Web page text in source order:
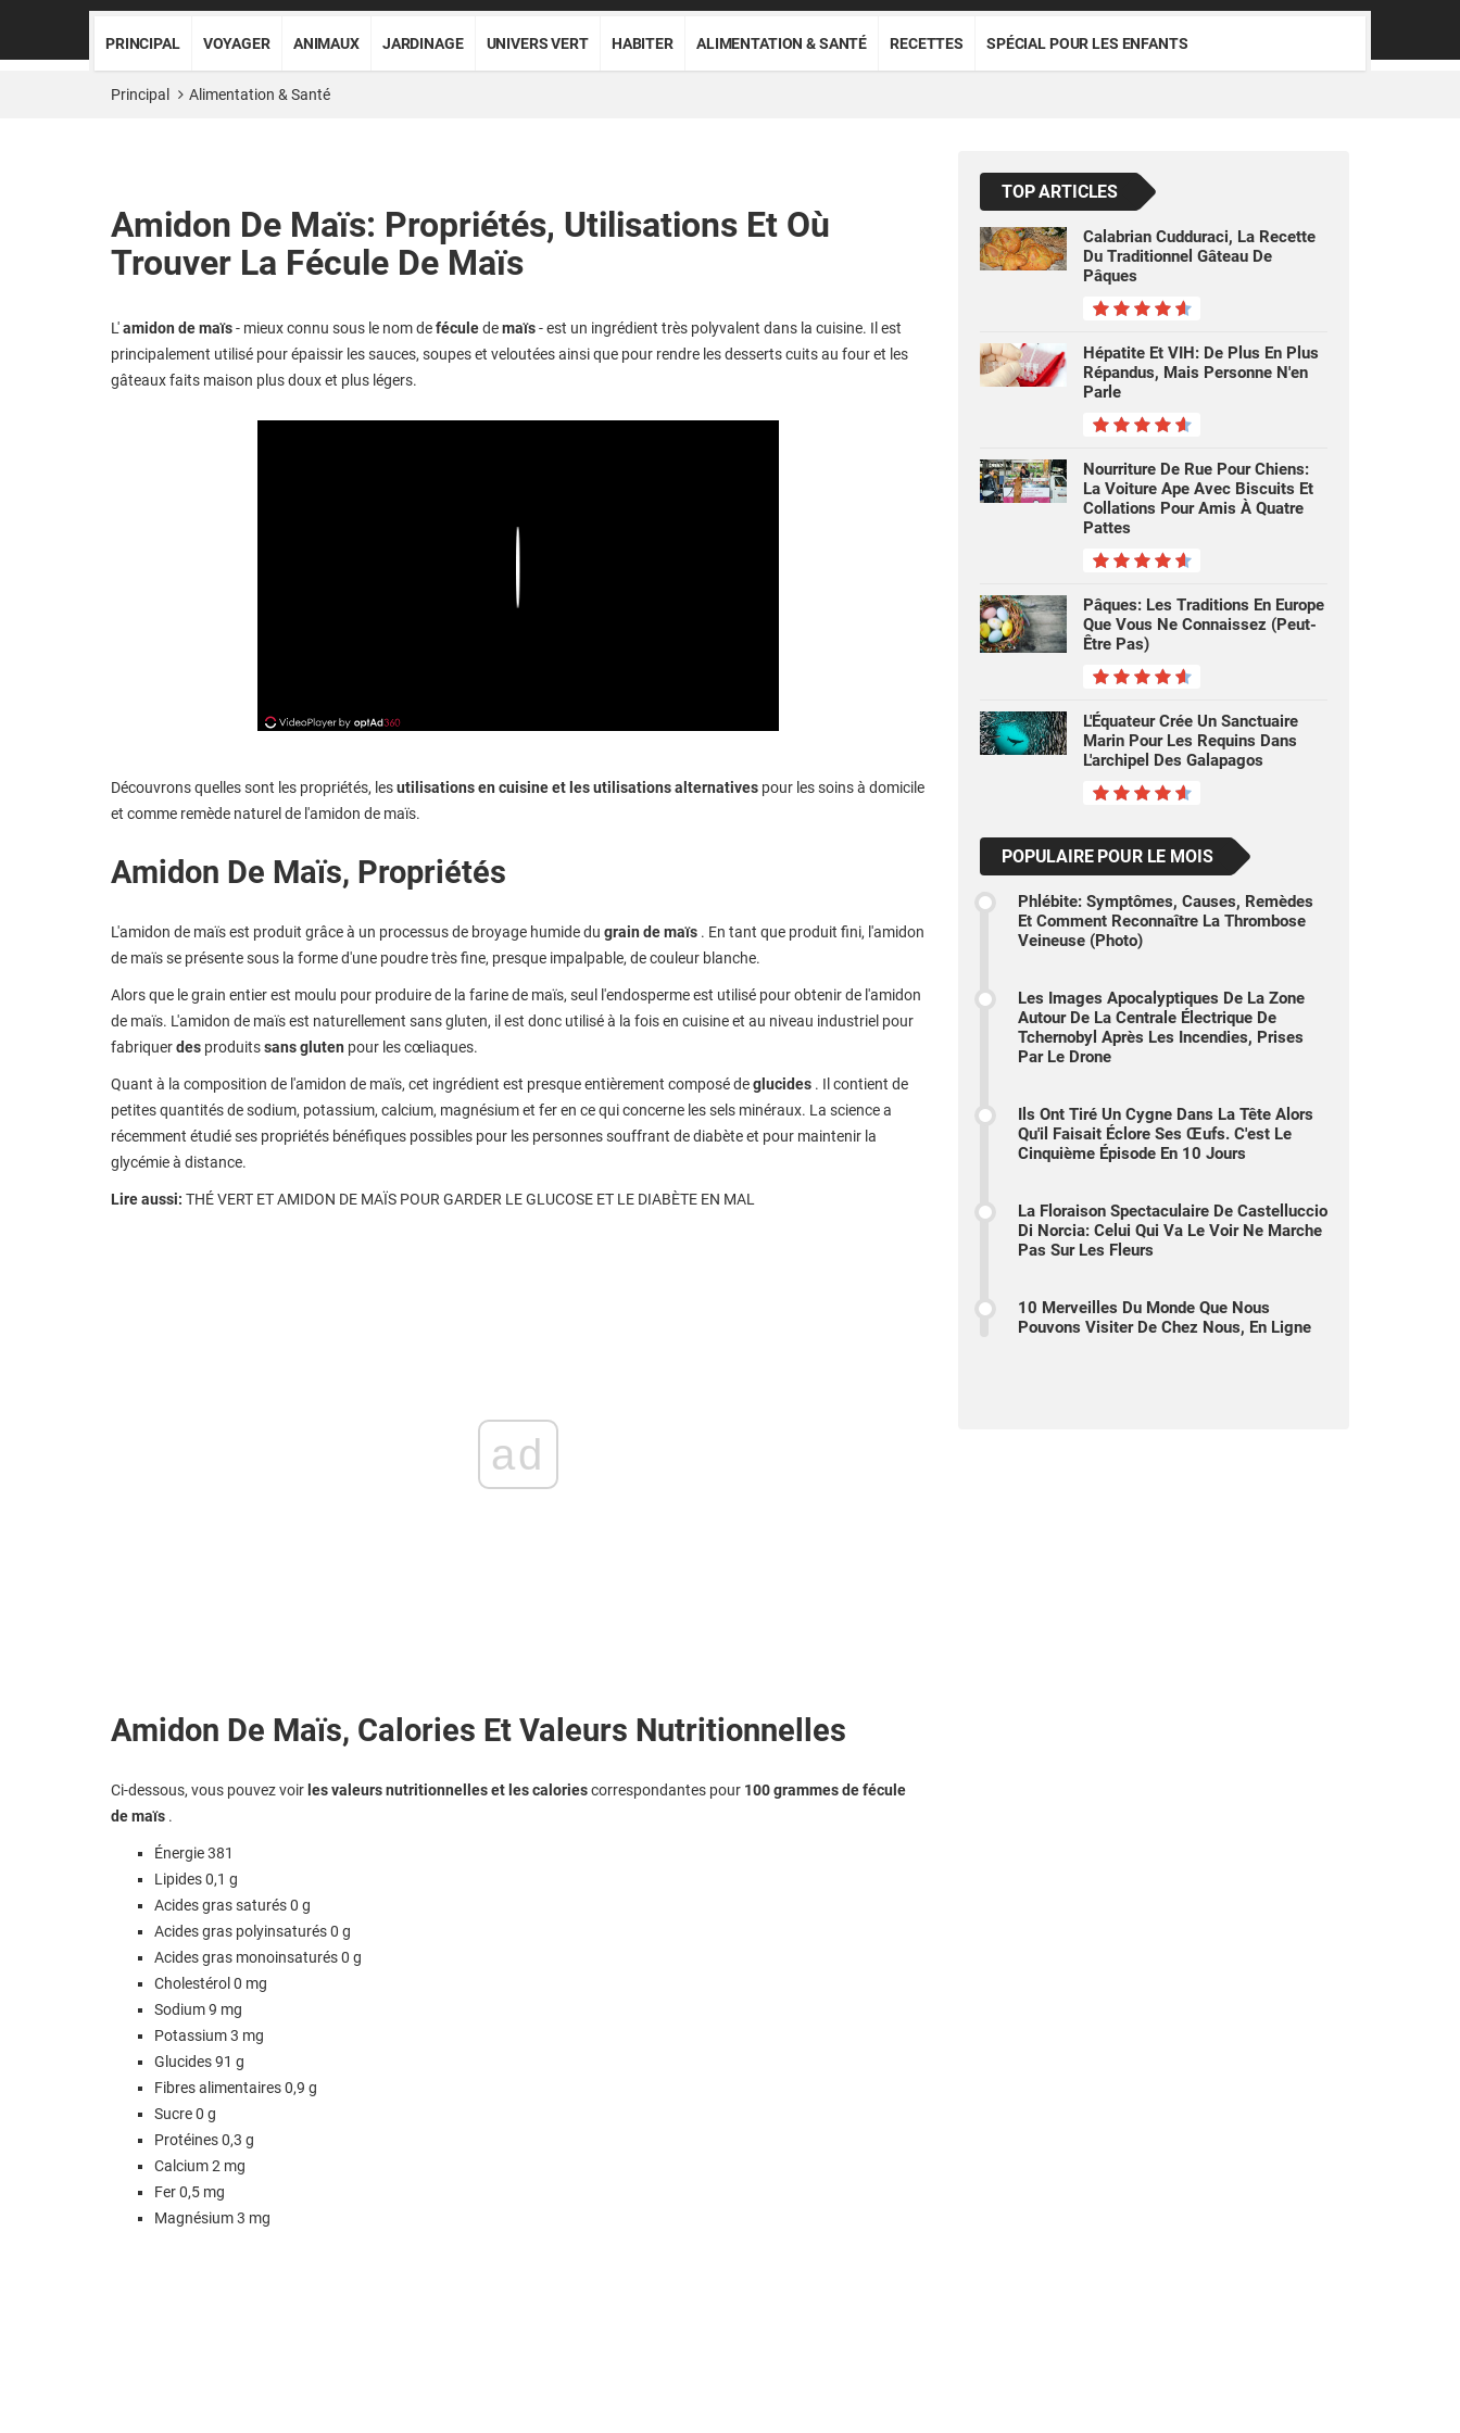
PRINCIPAL VOYAGER ANIMAUX JARDINAGE UNIVERS VERT HABITER ALIMENTATION & SANTÉ RECETTES SPÉCIAL POUR LES ENFANTS
Principal Alimentation & Santé
Amidon De Maïs: Propriétés, Utilisations Et Où
Trouver La Fécule De Maïs
L'amidon de maïs- mieux connu sous le nom deféculedemaïs- est un ingrédient très polyvalent dans la cuisine. Il est
principalement utilisé pour épaissir les sauces, soupes et veloutées ainsi que pour rendre les desserts cuits au four et les
gâteaux faits maison plus doux et plus légers.
Découvrons quelles sont les propriétés, lesutilisations en cuisine et les utilisations alternatives pour les soins à domicile
et comme remède naturel de l'amidon de maïs.
Amidon De Maïs, Propriétés
L'amidon de maïs est produit grâce à un processus de broyage humide du grain de maïs . En tant que produit fini, l'amidon
de maïs se présente sous la forme d'une poudre très fine, presque impalpable, de couleur blanche.
Alors que le grain entier est moulu pour produire de la farine de maïs, seul l'endosperme est utilisé pour obtenir de l'amidon
de maïs. L'amidon de maïs est naturellement sans gluten, il est donc utilisé à la fois en cuisine et au niveau industriel pour
fabriquerdes produitssans gluten pour les cœliaques.
Quant à la composition de l'amidon de maïs, cet ingrédient est presque entièrement composé deglucides . Il contient de
petites quantités de sodium, potassium, calcium, magnésium et fer en ce qui concerne les sels minéraux. La science a
récemment étudié ses propriétés bénéfiques possibles pour les personnes souffrant de diabète et pour maintenir la
glycémie à distance.
Lire aussi: THÉ VERT ET AMIDON DE MAÏS POUR GARDER LE GLUCOSE ET LE DIABÈTE EN MAL
ad
Amidon De Maïs, Calories Et Valeurs Nutritionnelles
Ci-dessous, vous pouvez voir les valeurs nutritionnelles et les caloriescorrespondantes pour 100 grammes de fécule
de maïs .
Énergie 381
Lipides 0,1 g
Acides gras saturés 0 g
Acides gras polyinsaturés 0 g
Acides gras monoinsaturés 0 g
Cholestérol 0 mg
Sodium 9 mg
Potassium 3 mg
Glucides 91 g
Fibres alimentaires 0,9 g
Sucre 0 g
Protéines 0,3 g
Calcium 2 mg
Fer 0,5 mg
Magnésium 3 mg
TOP ARTICLES
Calabrian Cudduraci, La Recette
Du Traditionnel Gâteau De
Pâques
Hépatite Et VIH: De Plus En Plus
Répandus, Mais Personne N'en
Parle
Nourriture De Rue Pour Chiens:
La Voiture Ape Avec Biscuits Et
Collations Pour Amis À Quatre
Pattes
Pâques: Les Traditions En Europe
Que Vous Ne Connaissez (peut-
Être Pas)
L'Équateur Crée Un Sanctuaire
Marin Pour Les Requins Dans
L'archipel Des Galapagos
POPULAIRE POUR LE MOIS
Phlébite: Symptômes, Causes, Remèdes
Et Comment Reconnaître La Thrombose
Veineuse (photo)
Les Images Apocalyptiques De La Zone
Autour De La Centrale Électrique De
Tchernobyl Après Les Incendies, Prises
Par Le Drone
Ils Ont Tiré Un Cygne Dans La Tête Alors
Qu'il Faisait Éclore Ses Œufs. C'est Le
Cinquième Épisode En 10 Jours
La Floraison Spectaculaire De Castelluccio
Di Norcia: Celui Qui Va Le Voir Ne Marche
Pas Sur Les Fleurs
10 Merveilles Du Monde Que Nous
Pouvons Visiter De Chez Nous, En Ligne